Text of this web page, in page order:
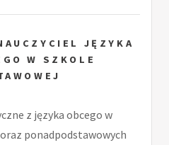
JĘZYKA
W SZKOLE
z języka obcego w
ponadpodstawowych